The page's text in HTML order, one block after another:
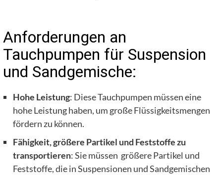
Anforderungen an
Tauchpumpen für Suspension
und Sandgemische:
Hohe Leistung: Diese Tauchpumpen müssen eine
hohe Leistung haben, um große Flüssigkeitsmengen
fördern zu können.
Fähigkeit, größere Partikel und Feststoffe zu
transportieren: Sie müssen größere Partikel und
Feststoffe, die in Suspensionen und Sandgemischen